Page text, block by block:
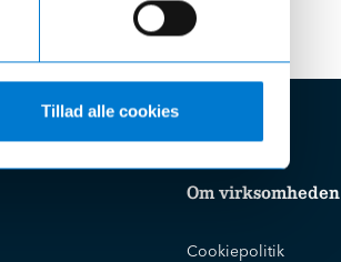
Tillad alle cookies
Om virksomheden
Cookiepolitik